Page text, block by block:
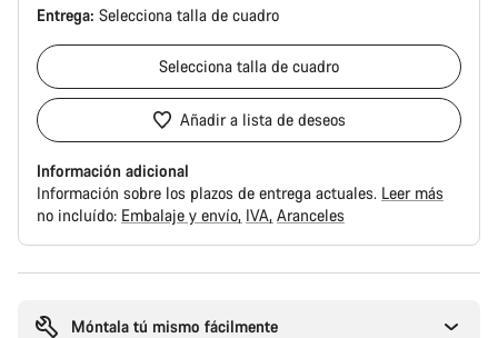
Entrega: Selecciona talla de cuadro
Selecciona talla de cuadro
Añadir a lista de deseos
Información adicional
Información sobre los plazos de entrega actuales. Leer más
no incluído: Embalaje y envío IVA Aranceles
compra
Móntala tú mismo fácilmente